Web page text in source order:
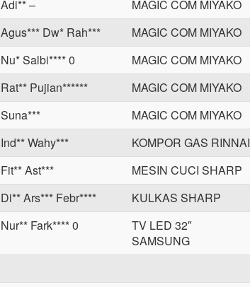
Adi** –
MAGIC COM MIYAKO
Agus*** Dw* Rah***
MAGIC COM MIYAKO
Nu* Salbi**** 0
MAGIC COM MIYAKO
Rat** Pujian******
MAGIC COM MIYAKO
Suna***
MAGIC COM MIYAKO
Ind** Wahy***
KOMPOR GAS RINNAI
Fit** Ast***
MESIN CUCI SHARP
Di** Ars*** Febr****
KULKAS SHARP
Nur** Fark**** 0
TV LED 32″
SAMSUNG